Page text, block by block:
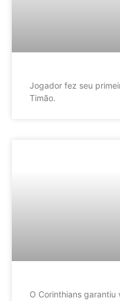
Jogador fez seu
Timão.
O Corinthians garantiu